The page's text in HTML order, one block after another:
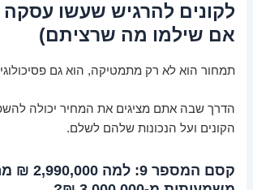
לקונים להרגיש שעשו
אם שילמו מה שרציתם)
תמחור הוא לא רק מתמטיקה, הוא גם
הדרך שבה אתם מציגים את המחיר יכולה
הקונים ועל הנכונות שלהם לשלם.
קסם המספר